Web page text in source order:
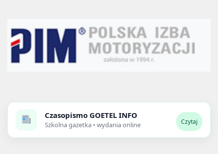
Czasopismo GOETEL INFO
Szkolna gazetka • wydania online Czytaj